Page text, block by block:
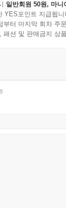
일반회원 50원, 마니
YES포인트 지급됩니
부터 마지막 회차 주
패션 및 판매금지 상